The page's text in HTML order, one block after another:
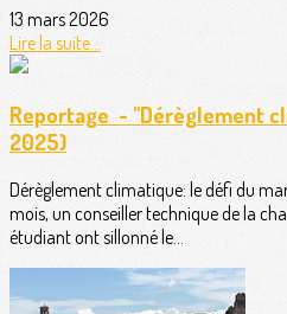
13 mars 2026
Lire la suite...
Reportage - "Dérèglement
2025)
Dérèglement climatique: le défi du
mois, un conseiller technique de la
étudiant ont sillonné le...